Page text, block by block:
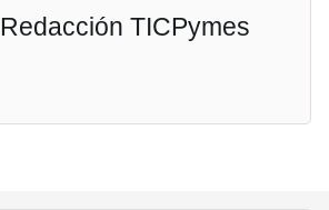
Redacción TICPymes